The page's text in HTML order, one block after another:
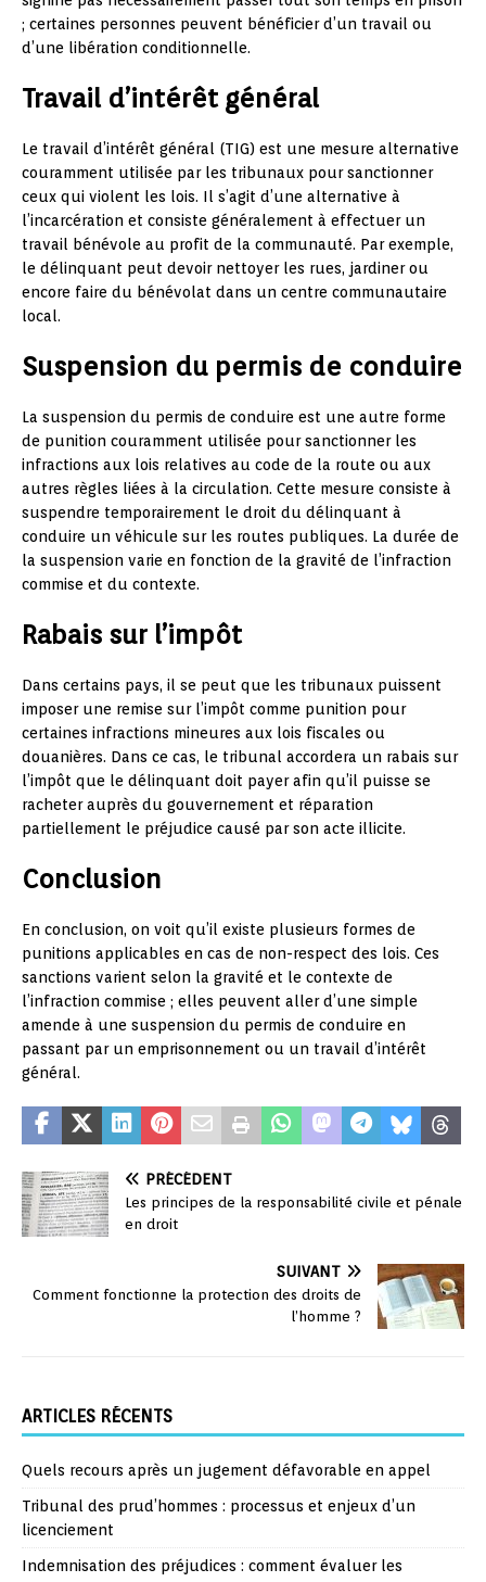
; certaines personnes peuvent bénéficier d’un travail ou
d’une libération conditionnelle.
Travail d’intérêt général
Le travail d’intérêt général (TIG) est une mesure alternative
couramment utilisée par les tribunaux pour sanctionner
ceux qui violent les lois. Il s’agit d’une alternative à
l’incarcération et consiste généralement à effectuer un
travail bénévole au profit de la communauté. Par exemple,
le délinquant peut devoir nettoyer les rues, jardiner ou
encore faire du bénévolat dans un centre communautaire
local.
Suspension du permis de conduire
La suspension du permis de conduire est une autre forme
de punition couramment utilisée pour sanctionner les
infractions aux lois relatives au code de la route ou aux
autres règles liées à la circulation. Cette mesure consiste à
suspendre temporairement le droit du délinquant à
conduire un véhicule sur les routes publiques. La durée de
la suspension varie en fonction de la gravité de l’infraction
commise et du contexte.
Rabais sur l’impôt
Dans certains pays, il se peut que les tribunaux puissent
imposer une remise sur l’impôt comme punition pour
certaines infractions mineures aux lois fiscales ou
douanières. Dans ce cas, le tribunal accordera un rabais sur
l’impôt que le délinquant doit payer afin qu’il puisse se
racheter auprès du gouvernement et réparation
partiellement le préjudice causé par son acte illicite.
Conclusion
En conclusion, on voit qu’il existe plusieurs formes de
punitions applicables en cas de non-respect des lois. Ces
sanctions varient selon la gravité et le contexte de
l’infraction commise ; elles peuvent aller d’une simple
amende à une suspension du permis de conduire en
passant par un emprisonnement ou un travail d’intérêt
général.
PRÉCÉDENT
Les principes de la responsabilité civile et pénale
en droit
SUIVANT
Comment fonctionne la protection des droits de
l’homme ?
ARTICLES RÉCENTS
Quels recours après un jugement défavorable en appel
Tribunal des prud’hommes : processus et enjeux d’un
licenciement
Indemnisation des préjudices : comment évaluer les